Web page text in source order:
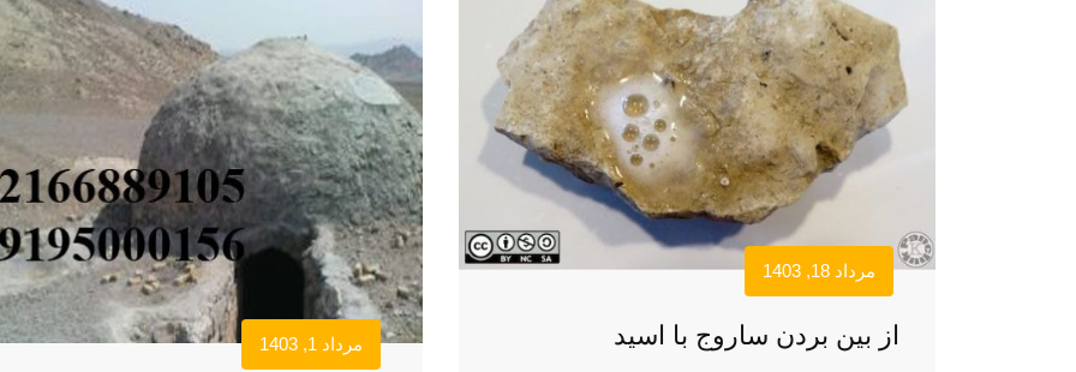
مرداد 18, 1403
از بین بردن ساروج با اسید مرداد 1, 1403